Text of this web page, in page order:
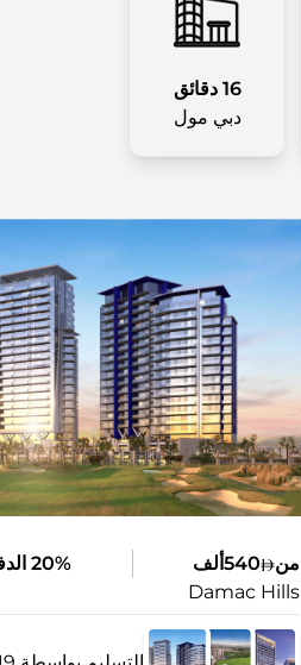
16 دقائق
دبي مول
من 540ألف
20% الدفعة المقدمة
Damac Hills